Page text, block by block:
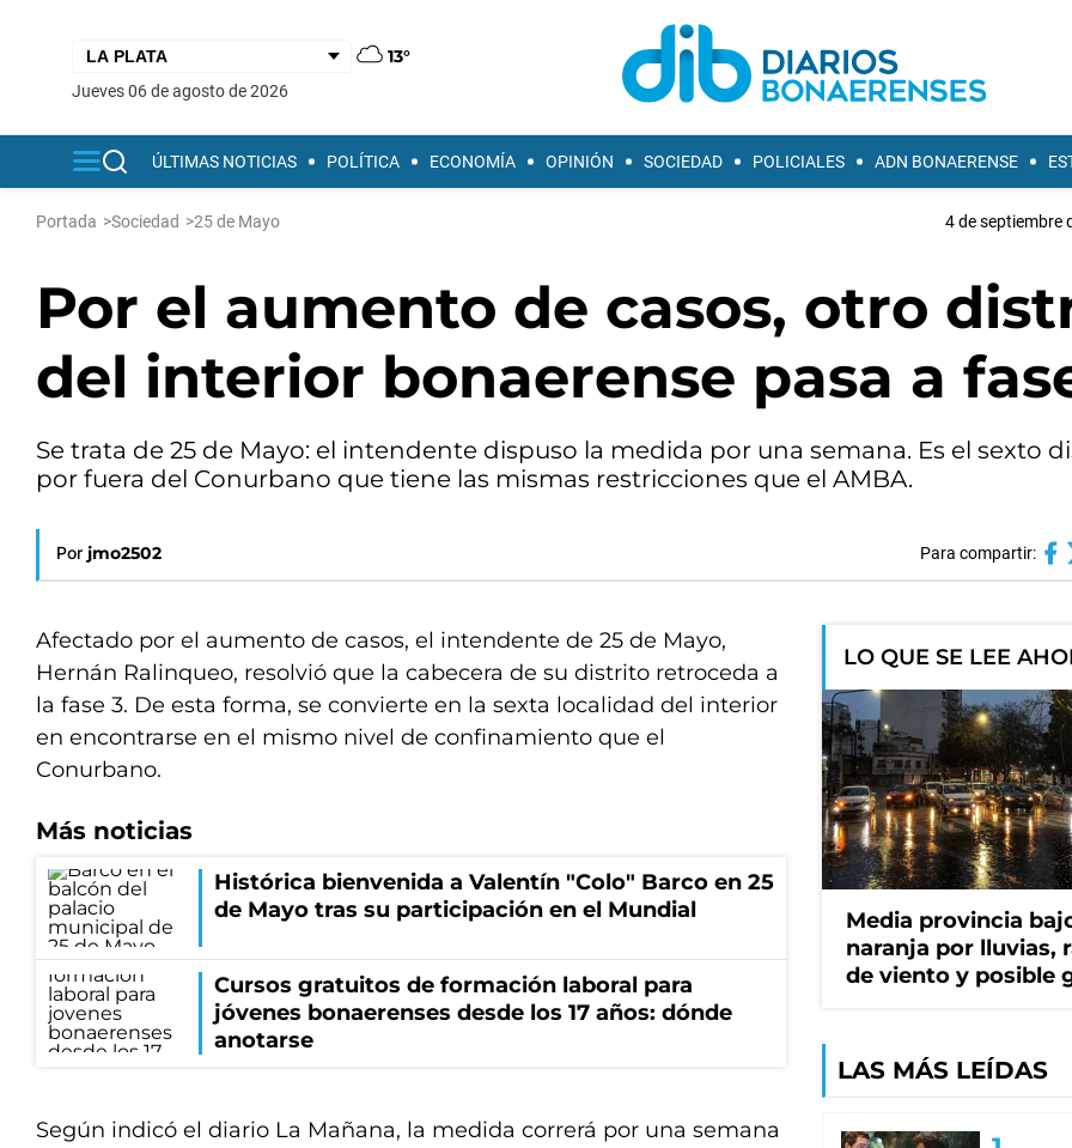
13°
jueves 06 de agosto de 2026
ÚLTIMAS NOTICIAS POLÍTICA ECONOMÍA OPINIÓN SOCIEDAD POLICIALES ADN BONAERENSE
Portada >Sociedad >25 de Mayo 4 de septiembre
Por el aumento de casos, otro
del interior bonaerense pasa a
Se trata de 25 de Mayo: el intendente dispuso la medida por una semana. Es el sexto
por fuera del Conurbano que tiene las mismas restricciones que el AMBA.
Por jmo2502 Para compartir:
Afectado por el aumento de casos, el intendente de 25 de Mayo,
Hernán Ralinqueo, resolvió que la cabecera de su distrito retroceda a
la fase 3. De esta forma, se convierte en la sexta localidad del interior
en encontrarse en el mismo nivel de confinamiento que el
Conurbano.
Más noticias
Histórica bienvenida a Valentín "Colo" Barco en 25
de Mayo tras su participación en el Mundial
Cursos gratuitos de formación laboral para
jóvenes bonaerenses desde los 17 años: dónde
anotarse
Según indicó el diario La Mañana, la medida correrá por una semana
LO QUE SE LEE
Media provincia
naranja por lluvias,
de viento y posible
LAS MÁS LEÍDAS